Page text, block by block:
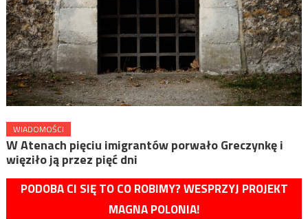
WIADOMOŚCI
W Atenach pięciu imigrantów porwało Greczynkę i
więziło ją przez pięć dni
PODOBA CI SIĘ TO CO ROBIMY? WESPRZYJ PROJEKT
MAGNA POLONIA!